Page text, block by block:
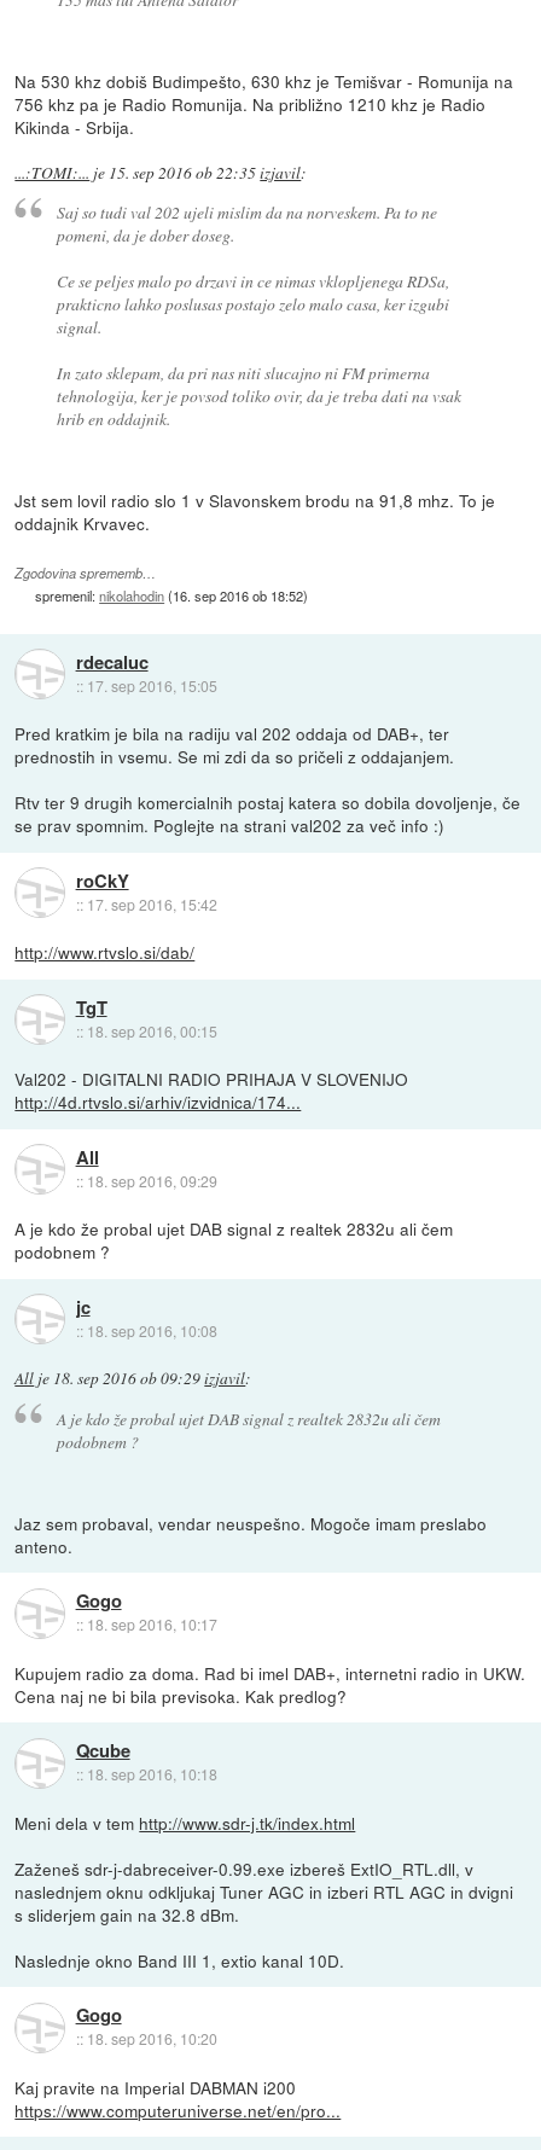
Na 530 khz dobiš Budimpešto, 630 khz je Temišvar - Romunija na
756 khz pa je Radio Romunija. Na približno 1210 khz je Radio
Kikinda - Srbija.
...:TOMI:... je 15. sep 2016 ob 22:35izjavil:
Saj so tudi val 202 ujeli mislim da na norveskem. Pa to ne
pomeni, da je dober doseg.
Ce se peljes malo po drzavi in ce nimas vklopljenega RDSa,
prakticno lahko poslusas postajo zelo malo casa, ker izgubi
signal.
In zato sklepam, da pri nas niti slucajno ni FM primerna
tehnologija, ker je povsod toliko ovir, da je treba dati na vsak
hrib en oddajnik.
Jst sem lovil radio slo 1 v Slavonskem brodu na 91,8 mhz. To je
oddajnik Krvavec.
Zgodovina sprememb…
spremenil:nikolahodin(16. sep 2016 ob 18:52)
rdecaluc
:: 17. sep 2016, 15:05
Pred kratkim je bila na radiju val 202 oddaja od DAB+, ter
prednostih in vsemu. Se mi zdi da so pričeli z oddajanjem.
Rtv ter 9 drugih komercialnih postaj katera so dobila dovoljenje, če
se prav spomnim. Poglejte na strani val202 za več info :)
roCkY
:: 17. sep 2016, 15:42
http://www.rtvslo.si/dab/
TgT
:: 18. sep 2016, 00:15
Val202 - DIGITALNI RADIO PRIHAJA V SLOVENIJO
http://4d.rtvslo.si/arhiv/izvidnica/174...
All
:: 18. sep 2016, 09:29
A je kdo že probal ujet DAB signal z realtek 2832u ali čem
podobnem ?
jc
:: 18. sep 2016, 10:08
All je 18. sep 2016 ob 09:29izjavil:
A je kdo že probal ujet DAB signal z realtek 2832u ali čem
podobnem ?
Jaz sem probaval, vendar neuspešno. Mogoče imam preslabo
anteno.
Gogo
:: 18. sep 2016, 10:17
Kupujem radio za doma. Rad bi imel DAB+, internetni radio in UKW.
Cena naj ne bi bila previsoka. Kak predlog?
Qcube
:: 18. sep 2016, 10:18
Meni dela v tem http://www.sdr-j.tk/index.html
Zaženeš sdr-j-dabreceiver-0.99.exe izbereš ExtIO_RTL.dll, v
naslednjem oknu odkljukaj Tuner AGC in izberi RTL AGC in dvigni
s sliderjem gain na 32.8 dBm.
Naslednje okno Band III 1, extio kanal 10D.
Gogo
:: 18. sep 2016, 10:20
Kaj pravite na Imperial DABMAN i200
https://www.computeruniverse.net/en/pro...